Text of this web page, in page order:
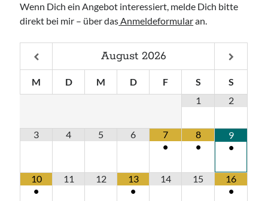
Aug. - Sep. 2026
Sonntag, 09 August 2026
Deutschland
Montag, 10 August 2026
Wenn Dich ein Angebot interessiert, melde Dich bitte
direkt bei mir – über dasAnmeldeformularan.
August 2026
M D M D F S
S
1
2
3 4 5 6
7
•
8
•
9
•
10
•
11 12
13
•
14 15
16
•